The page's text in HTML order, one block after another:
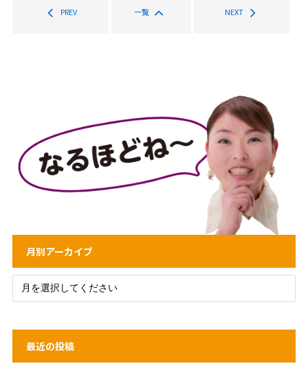
PREV 一覧 NEXT
月別アーカイブ
最近の投稿